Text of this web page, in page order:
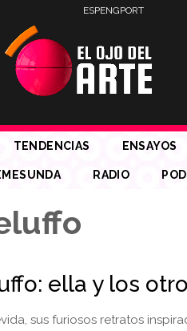
ESPENGPORT
TENDENCIAS ENSAYOS
RADIO
ella y los
sus furiosos retratos